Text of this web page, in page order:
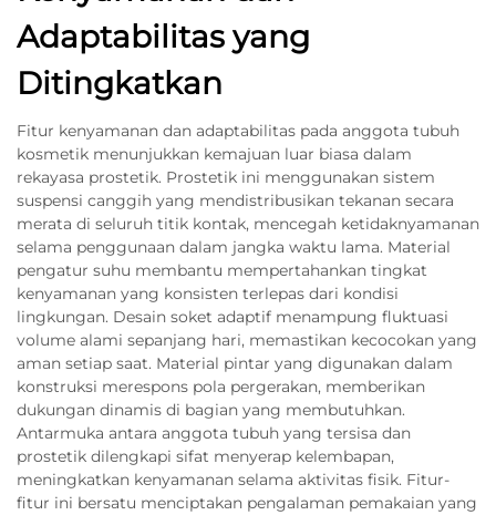
Adaptabilitas yang
Ditingkatkan
Fitur kenyamanan dan adaptabilitas pada anggota tubuh
kosmetik menunjukkan kemajuan luar biasa dalam
rekayasa prostetik. Prostetik ini menggunakan sistem
suspensi canggih yang mendistribusikan tekanan secara
merata di seluruh titik kontak, mencegah ketidaknyamanan
selama penggunaan dalam jangka waktu lama. Material
pengatur suhu membantu mempertahankan tingkat
kenyamanan yang konsisten terlepas dari kondisi
lingkungan. Desain soket adaptif menampung fluktuasi
volume alami sepanjang hari, memastikan kecocokan yang
aman setiap saat. Material pintar yang digunakan dalam
konstruksi merespons pola pergerakan, memberikan
dukungan dinamis di bagian yang membutuhkan.
Antarmuka antara anggota tubuh yang tersisa dan
prostetik dilengkapi sifat menyerap kelembapan,
meningkatkan kenyamanan selama aktivitas fisik. Fitur-
fitur ini bersatu menciptakan pengalaman pemakaian yang